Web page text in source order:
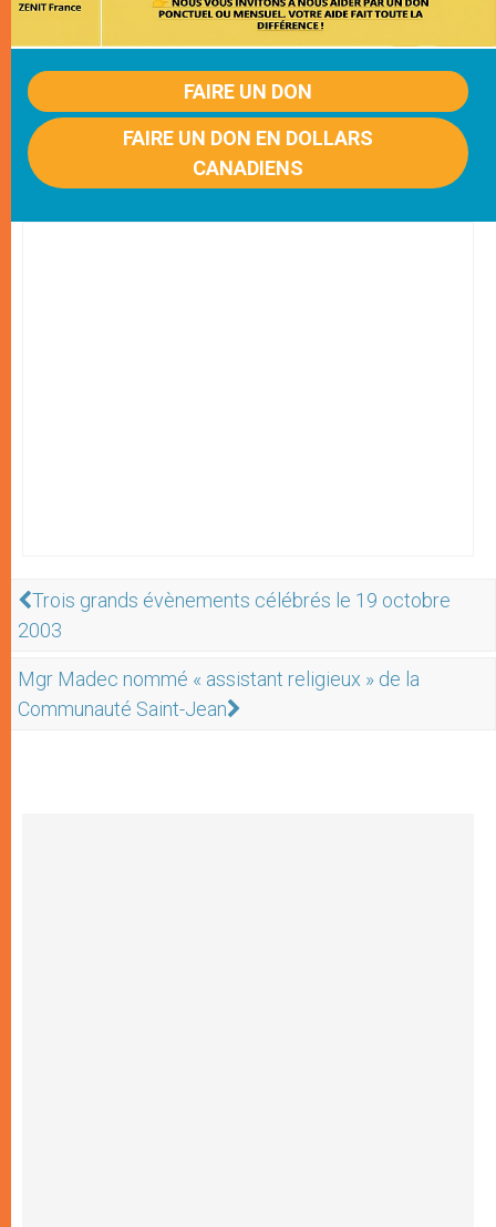
FAIRE UN DON
FAIRE UN DON EN DOLLARS
CANADIENS
Trois grands évènements célébrés le 19 octobre
2003
Mgr Madec nommé « assistant religieux » de la
Communauté Saint-Jean